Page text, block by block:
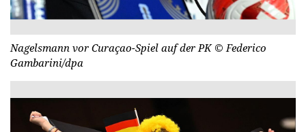
Nagelsmann vor Curaçao-Spiel auf der PK © Federico
Gambarini/dpa